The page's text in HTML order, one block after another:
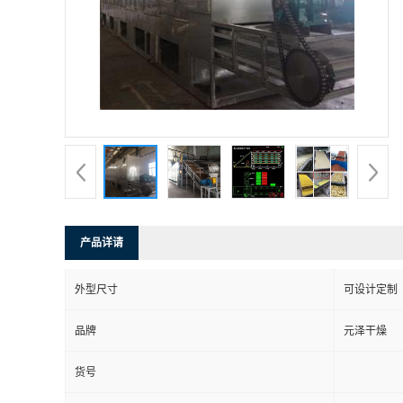
产品详请
外型尺寸 可设计定制
品牌 元泽干燥
货号